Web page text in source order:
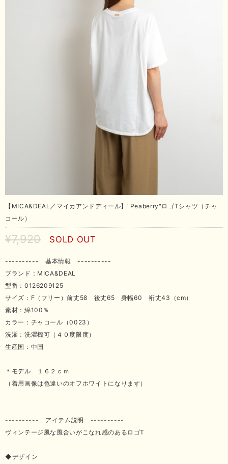
【MICA&DEAL／マイカアンドディール】"Peaberry"ロゴTシャツ（チャ
コール）
¥7,920 SOLD OUT
---------- 基本情報 ----------
ブランド：MICA&DEAL
型番：0126209125
サイズ：F（フリー）前丈58 後丈65 身幅60 裄丈43（cm）
素材：綿100％
カラー：チャコール（0023）
洗濯：洗濯機可（４０度限度）
生産国：中国
＊モデル １６２ｃｍ
（着用画像は色違いのオフホワイトになります）
---------- アイテム説明 ----------
ヴィンテージ風な風合いがこなれ感のあるロゴT
◆デザイン